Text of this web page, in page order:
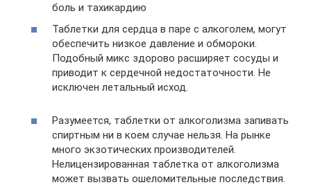
боль и тахикардию
Таблетки для сердца в паре с алкоголем, могут
обеспечить низкое давление и обмороки.
Подобный микс здорово расширяет сосуды и
приводит к сердечной недостаточности. Не
исключен летальный исход.
Разумеется, таблетки от алкоголизма запивать
спиртным ни в коем случае нельзя. На рынке
много экзотических производителей.
Нелицензированная таблетка от алкоголизма
может вызвать ошеломительные последствия.